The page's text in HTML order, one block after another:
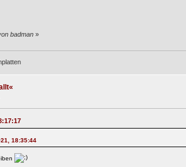
badman»
18:35:44